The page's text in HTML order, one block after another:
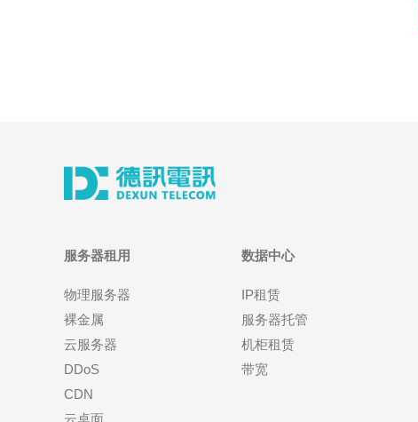
服务器租用
物理服务器
裸金属
云服务器
DDoS
CDN
云桌面
数据中心
IP租赁
服务器托管
机柜租赁
带宽